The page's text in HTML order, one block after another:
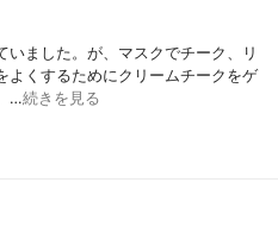
ました。が、マスクでチーク、リ
よくするためにクリームチークをゲ
…続きを見る